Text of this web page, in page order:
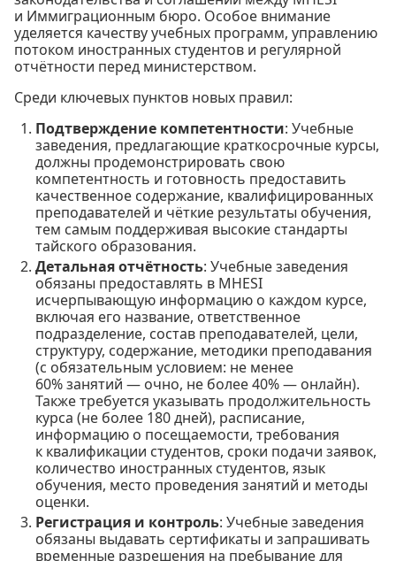
и Иммиграционным бюро. Особое внимание
уделяется качеству учебных программ, управлению
потоком иностранных студентов и регулярной
отчётности перед министерством.
Среди ключевых пунктов новых правил:
Подтверждение компетентности: Учебные
заведения, предлагающие краткосрочные курсы,
должны продемонстрировать свою
компетентность и готовность предоставить
качественное содержание, квалифицированных
преподавателей и чёткие результаты обучения,
тем самым поддерживая высокие стандарты
тайского образования.
Детальная отчётность: Учебные заведения
обязаны предоставлять в MHESI
исчерпывающую информацию о каждом курсе,
включая его название, ответственное
подразделение, состав преподавателей, цели,
структуру, содержание, методики преподавания
(с обязательным условием: не менее
60% занятий — очно, не более 40% — онлайн).
Также требуется указывать продолжительность
курса (не более 180 дней), расписание,
информацию о посещаемости, требования
к квалификации студентов, сроки подачи заявок,
количество иностранных студентов, язык
обучения, место проведения занятий и методы
оценки.
Регистрация и контроль: Учебные заведения
обязаны выдавать сертификаты и запрашивать
временные разрешения на пребывание для